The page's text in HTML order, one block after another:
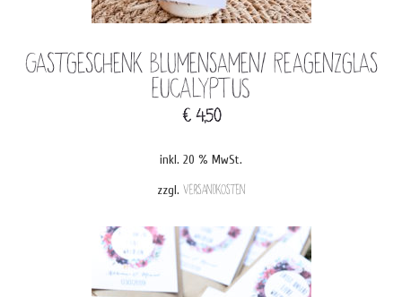
Gastgeschenk Blumensamen/ Reagenzglas
EUCALYPTUS
€4,50
inkl. 20 % MwSt.
zzgl. Versandkosten